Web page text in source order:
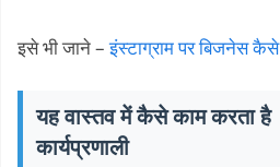
इसे भी जाने –इंस्टाग्राम पर बिजनेस
यह वास्तव में कैसे काम करता है
कार्यप्रणाली